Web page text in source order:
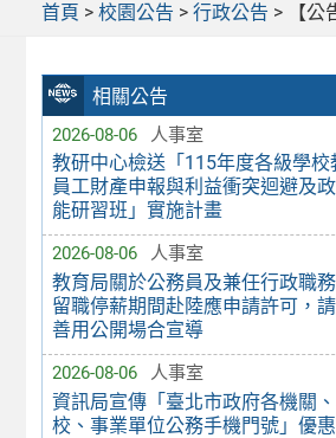
首頁 > 校園公告 > 行政公告 > 【
相關公告
2026-08-06 人事室
教研中心檢送「115年度各級學校
員工財產申報與利益衝突迴避及
能研習班」實施計畫
2026-08-06 人事室
教育局關於公務員及兼任行政職
留職停薪期間赴陸應申請許可，
善用公開場合宣導
2026-08-06 人事室
資訊局宣傳「臺北市政府各機關
校、事業單位公務手機門號」優